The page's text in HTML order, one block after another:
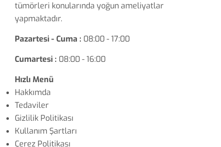
tümörleri konularında yoğun ameliyatlar
yapmaktadır.
Pazartesi - Cuma : 08:00 - 17:00
Cumartesi : 08:00 - 16:00
Hızlı Menü
Hakkımda
Tedaviler
Gizlilik Politikası
Kullanım Şartları
Çerez Politikası